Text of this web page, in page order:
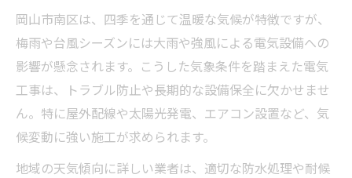
岡山市南区は、四季を通じて温暖な気候が特徴ですが、
梅雨や台風シーズンには大雨や強風による電気設備への
影響が懸念されます。こうした気象条件を踏まえた電気
工事は、トラブル防止や長期的な設備保全に欠かせませ
ん。特に屋外配線や太陽光発電、エアコン設置など、気
候変動に強い施工が求められます。
地域の天気傾向に詳しい業者は、適切な防水処理や耐候